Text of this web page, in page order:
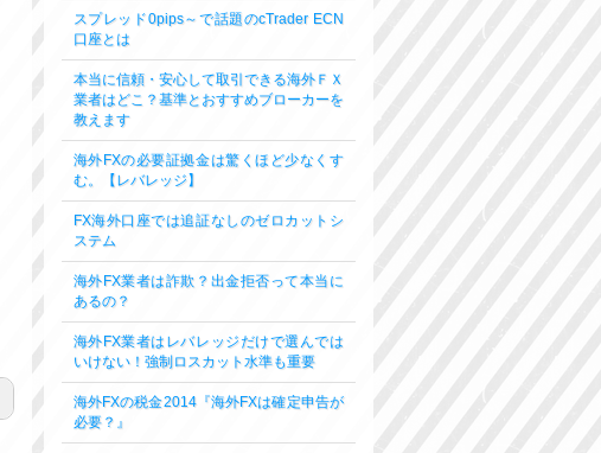
スプレッド0pips～で話題のcTrader ECN
口座とは
本当に信頼・安心して取引できる海外ＦＸ
業者はどこ？基準とおすすめブローカーを
教えます
海外FXの必要証拠金は驚くほど少なくす
む。【レバレッジ】
FX海外口座では追証なしのゼロカットシ
ステム
海外FX業者は詐欺？出金拒否って本当に
あるの？
海外FX業者はレバレッジだけで選んでは
いけない！強制ロスカット水準も重要
海外FXの税金2014『海外FXは確定申告が
必要？』